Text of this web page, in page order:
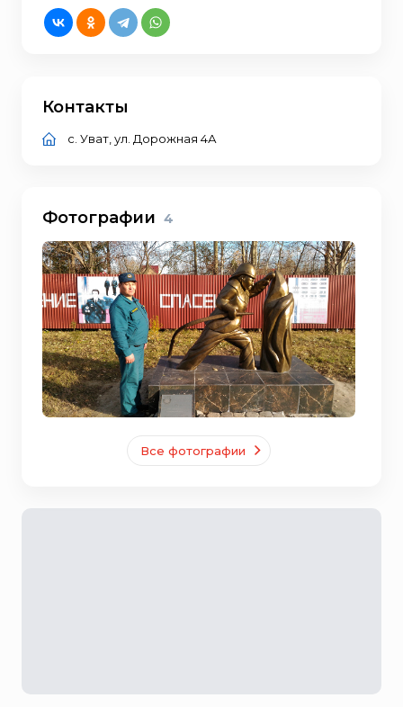
Контакты
с. Уват, ул. Дорожная 4А
Фотографии 4
Все фотографии